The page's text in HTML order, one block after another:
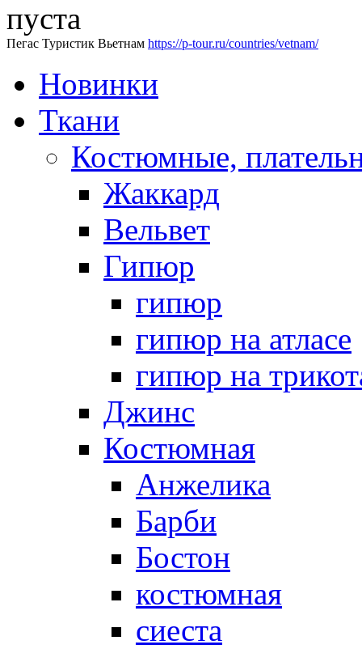
пуста
Пегас Туристик Вьетнам https://p-tour.ru/countries/vetnam/
Новинки
Ткани
Костюмные,
Жаккард
Вельвет
Гипюр
гипюр
гипюр на атласе
гипюр на
Джинс
Костюмная
Анжелика
Барби
Бостон
костюмная
сиеста